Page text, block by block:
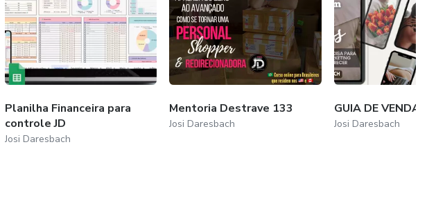
Planilha Financeira para
controle JD
Josi Daresbach
Mentoria Destrave 133
Josi Daresbach
GUIA DE VENDAS JD
Josi Daresbach